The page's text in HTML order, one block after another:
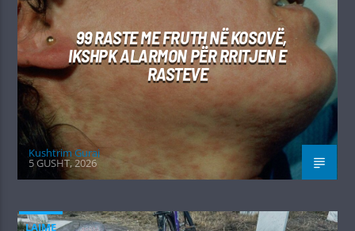
99 RASTE ME FRUTH NË KOSOVË,
IKSHPK ALARMON PËR RRITJEN E
RASTEVE
Kushtrim Guraj
5 GUSHT, 2026
LAJME